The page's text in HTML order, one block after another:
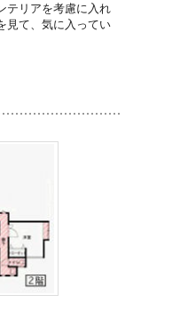
テリアを考慮に入れ
見て、気に入ってい